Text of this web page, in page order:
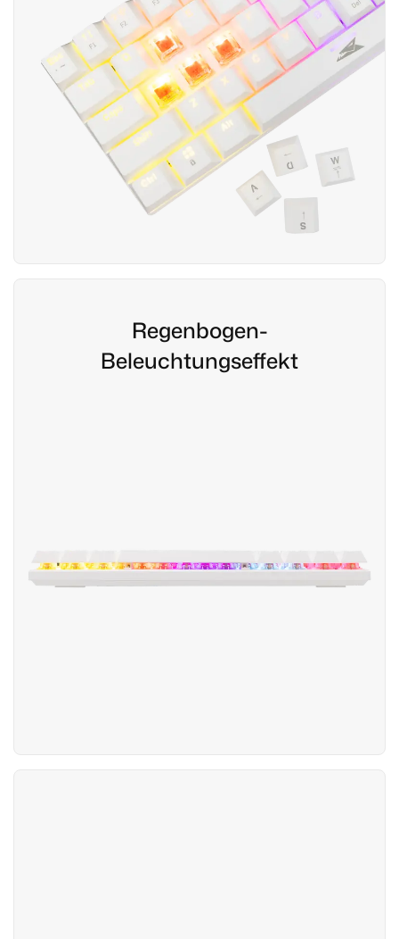
Regenbogen-
Beleuchtungseffekt